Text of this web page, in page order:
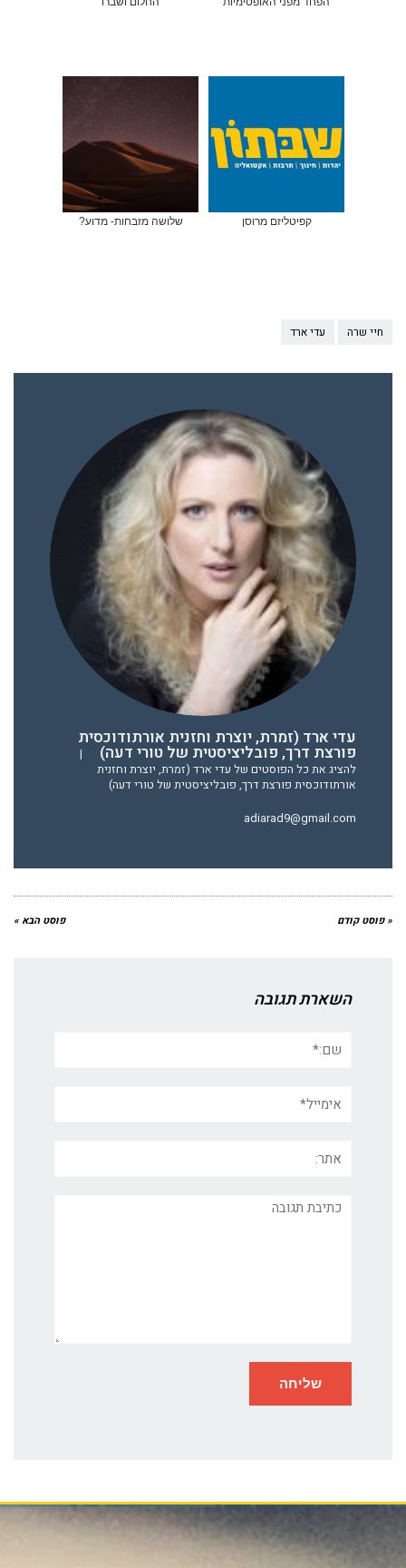
קפיטליזם מרוסן שלושה מזבחות- מדוע?
חיי שרה עדי ארד
עדי ארד (זמרת, יוצרת וחזנית אורתודוכסית
פורצת דרך, פובליציסטית של טורי דעה)
|
להציג את כל הפוסטים של עדי ארד (זמרת, יוצרת וחזנית
אורתודוכסית פורצת דרך, פובליציסטית של טורי דעה)
adiarad9@gmail.com
« פוסט קודם פוסט הבא »
השארת תגובה
תגובה